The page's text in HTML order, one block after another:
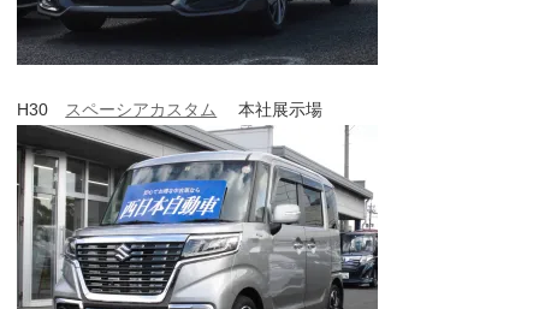
H30 スペーシアカスタム 本社展示場